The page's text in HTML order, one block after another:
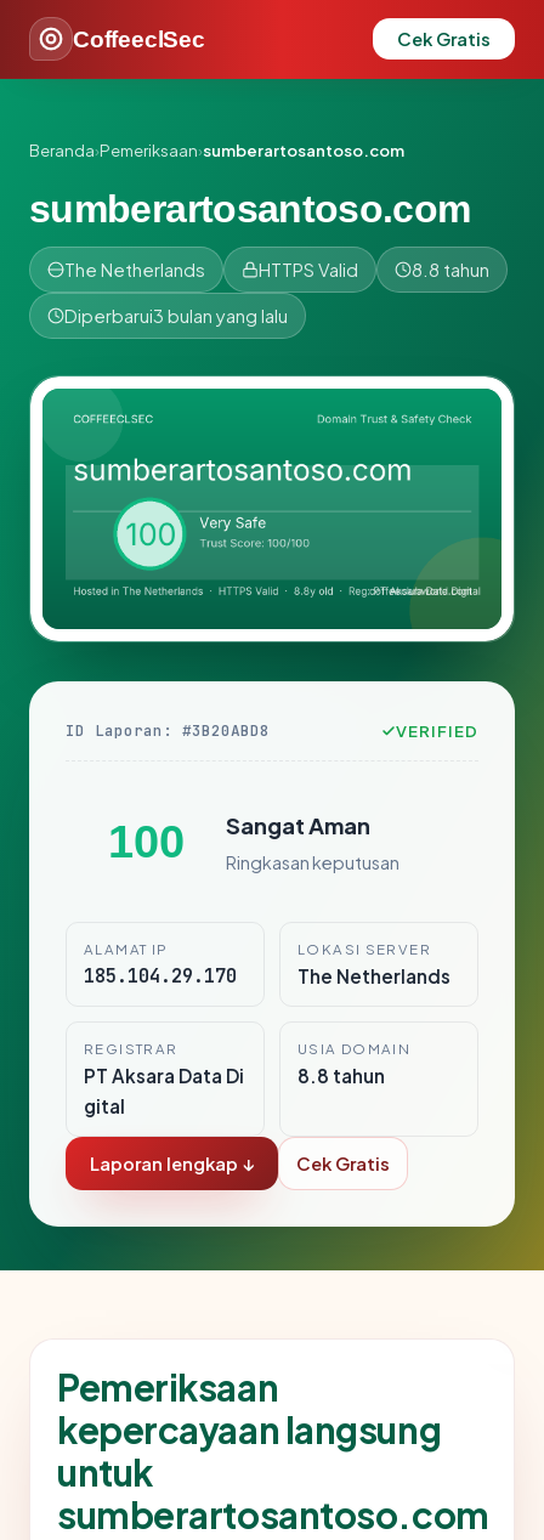
CoffeeclSec Cek Gratis
Beranda›Pemeriksaan›sumberartosantoso.com
sumberartosantoso.com
The Netherlands HTTPS Valid 8.8 tahun
Diperbarui3 bulan yang lalu
ID Laporan: #3B20ABD8 VERIFIED
100 Sangat Aman
Ringkasan keputusan
ALAMAT IP
185.104.29.170
LOKASI SERVER
The Netherlands
REGISTRAR
PT Aksara Data Di
gital
USIA DOMAIN
8.8 tahun
Laporan lengkap ↓ Cek Gratis
Pemeriksaan
kepercayaan langsung
untuk
sumberartosantoso.com